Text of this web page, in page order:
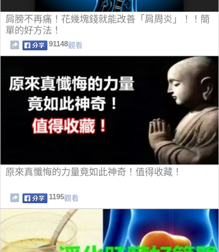
肩膀不再痛！花幾塊錢就能改善「肩周炎」！！簡
單的好方法！
91148觀看
原來真懺悔的力量竟如此神奇！值得收藏！
1195觀看